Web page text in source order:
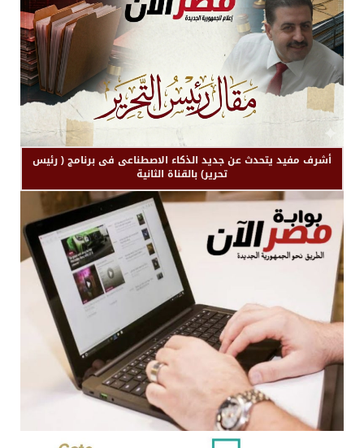
أشرف مفيد يتحدث عن جديد الذكاء الاصطناعى فى برنامج ( رئيس
تحرير) بالقناة الثانية